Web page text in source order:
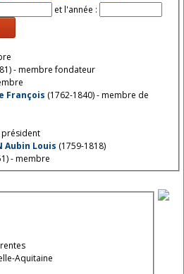
et l'année :
- membre fondateur
François (1762-1840) - membre de
président
Aubin Louis (1759-1818)
- membre
Aquitaine